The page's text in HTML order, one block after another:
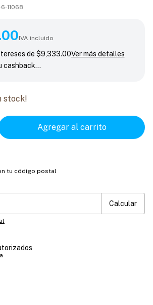
11068
IVA incluido
de $9,333.00Ver más detalles
cashback…
stock!
tu código postal
Calcular